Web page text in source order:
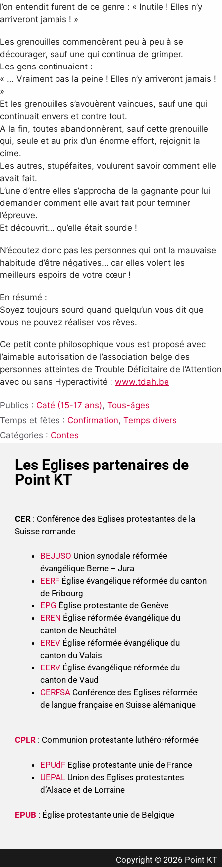
l’on entendit furent de ce genre : « Inutile ! Elles n’y
arriveront jamais ! »
Les grenouilles commencèrent peu à peu à se
décourager, sauf une qui continua de grimper.
Les gens continuaient :
« … Vraiment pas la peine ! Elles n’y arriveront jamais !
»
Et les grenouilles s’avouèrent vaincues, sauf une qui
continuait envers et contre tout.
A la fin, toutes abandonnèrent, sauf cette grenouille
qui, seule et au prix d’un énorme effort, rejoignit la
cime.
Les autres, stupéfaites, voulurent savoir comment elle
avait fait.
L’une d’entre elles s’approcha de la gagnante pour lui
demander comment elle avait fait pour terminer
l’épreuve.
Et découvrit… qu’elle était sourde !
N’écoutez donc pas les personnes qui ont la mauvaise
habitude d’être négatives… car elles volent les
meilleurs espoirs de votre cœur !
En résumé :
Soyez toujours sourd quand quelqu’un vous dit que
vous ne pouvez réaliser vos rêves.
Ce petit conte philosophique vous est proposé avec
l’aimable autorisation de l’association belge des
personnes atteintes de Trouble Déficitaire de l’Attention
avec ou sans Hyperactivité : www.tdah.be
Publics : Caté (15-17 ans), Tous-âges
Temps et fêtes : Confirmation, Temps divers
Catégories : Contes
Les Eglises partenaires de
Point KT
CER : Conférence des Eglises protestantes de la
Suisse romande
BEJUSO Union synodale réformée
évangélique Berne – Jura
EERF Église évangélique réformée du canton
de Fribourg
EPG Église protestante de Genève
EREN Église réformée évangélique du
canton de Neuchâtel
EREV Église réformée évangélique du
canton du Valais
EERV Église évangélique réformée du
canton de Vaud
CERFSA Conférence des Eglises réformée
de langue française en Suisse alémanique
CPLR : Communion protestante luthéro-réformée
EPUdF Eglise protestante unie de France
UEPAL Union des Eglises protestantes
d’Alsace et de Lorraine
EPUB : Église protestante unie de Belgique
Copyright © 2026 Point KT